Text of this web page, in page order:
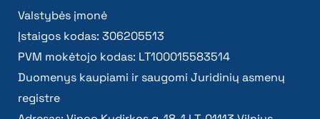
Valstybės įmonė
Įstaigos kodas: 306205513
PVM mokėtojo kodas: LT100015583514
Duomenys kaupiami ir saugomi Juridinių asmenų
registre